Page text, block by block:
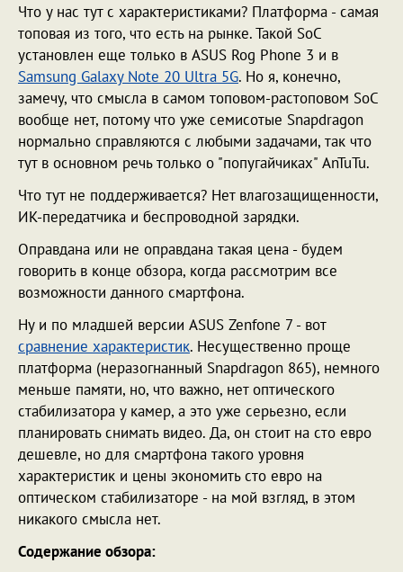
Что у нас тут с характеристиками? Платформа - самая
топовая из того, что есть на рынке. Такой SoC
установлен еще только в ASUS Rog Phone 3 и в
Samsung Galaxy Note 20 Ultra 5G. Но я, конечно,
замечу, что смысла в самом топовом-растоповом SoC
вообще нет, потому что уже семисотые Snapdragon
нормально справляются с любыми задачами, так что
тут в основном речь только о "попугайчиках" AnTuTu.
Что тут не поддерживается? Нет влагозащищенности,
ИК-передатчика и беспроводной зарядки.
Оправдана или не оправдана такая цена - будем
говорить в конце обзора, когда рассмотрим все
возможности данного смартфона.
Ну и по младшей версии ASUS Zenfone 7 - вот
сравнение характеристик. Несущественно проще
платформа (неразогнанный Snapdragon 865), немного
меньше памяти, но, что важно, нет оптического
стабилизатора у камер, а это уже серьезно, если
планировать снимать видео. Да, он стоит на сто евро
дешевле, но для смартфона такого уровня
характеристик и цены экономить сто евро на
оптическом стабилизаторе - на мой взгляд, в этом
никакого смысла нет.
Содержание обзора: